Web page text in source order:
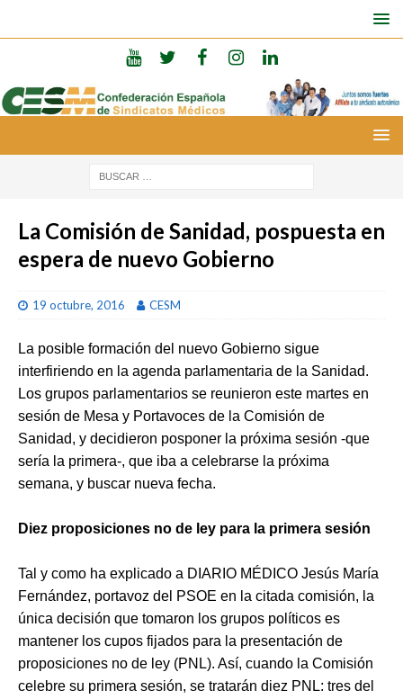
La Comisión de Sanidad, pospuesta en
espera de nuevo Gobierno
19 octubre, 2016 CESM
La posible formación del nuevo Gobierno sigue
interfiriendo en la agenda parlamentaria de la Sanidad.
Los grupos parlamentarios se reunieron este martes en
sesión de Mesa y Portavoces de la Comisión de
Sanidad, y decidieron posponer la próxima sesión -que
sería la primera-, que iba a celebrarse la próxima
semana, y buscar nueva fecha.
Diez proposiciones no de ley para la primera sesión
Tal y como ha explicado a DIARIO MÉDICO Jesús María
Fernández, portavoz del PSOE en la citada comisión, la
única decisión que tomaron los grupos políticos es
mantener los cupos fijados para la presentación de
proposiciones no de ley (PNL). Así, cuando la Comisión
celebre su primera sesión, se tratarán diez PNL: tres del